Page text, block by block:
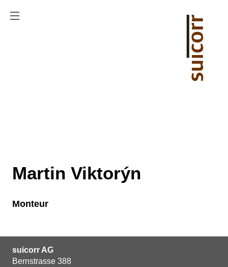
Martin Viktorýn
Monteur
suicorr AG
Bernstrasse 388